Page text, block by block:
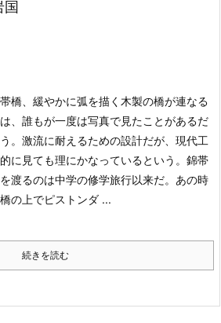
橋、緩やかに弧を描く木製の橋が連なる
、誰もが一度は写真で見たことがあるだ
。激流に耐えるための設計だが、現代工
に見ても理にかなっているという。 錦帯
渡るのは中学の修学旅行以来だ。あの時
の上でピストンダ ...
続きを読む